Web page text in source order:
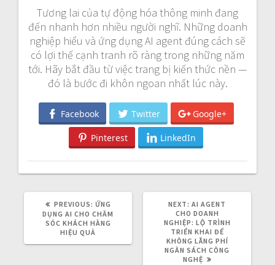
Tương lai của tự động hóa thông minh đang
đến nhanh hơn nhiều người nghĩ. Những doanh
nghiệp hiểu và ứng dụng AI agent đúng cách sẽ
có lợi thế cạnh tranh rõ ràng trong những năm
tới. Hãy bắt đầu từ việc trang bị kiến thức nền —
đó là bước đi khôn ngoan nhất lúc này.
Facebook Twitter Google+
Pinterest LinkedIn
PREVIOUS: P
R
E
V
ỨNG
DỤNG AI CHO CHĂM
SÓC KHÁCH HÀNG
HIỆU QUẢ
NEXT: N
E
X
T
P
O
S
AI AGENT
CHO DOANH
NGHIỆP: LỘ TRÌNH
TRIỂN KHAI ĐỂ
KHÔNG LÃNG PHÍ
NGÂN SÁCH CÔNG
NGHỆ